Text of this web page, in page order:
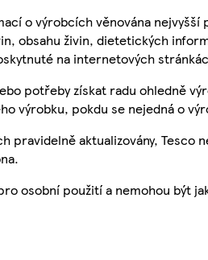
o výrobcích věnována
obsahu živin, dietetických
na internetových
potřeby získat radu ohledně
výrobku, pokdu se nejedná o
pravidelně aktualizovány,
osobní použití a nemohou být